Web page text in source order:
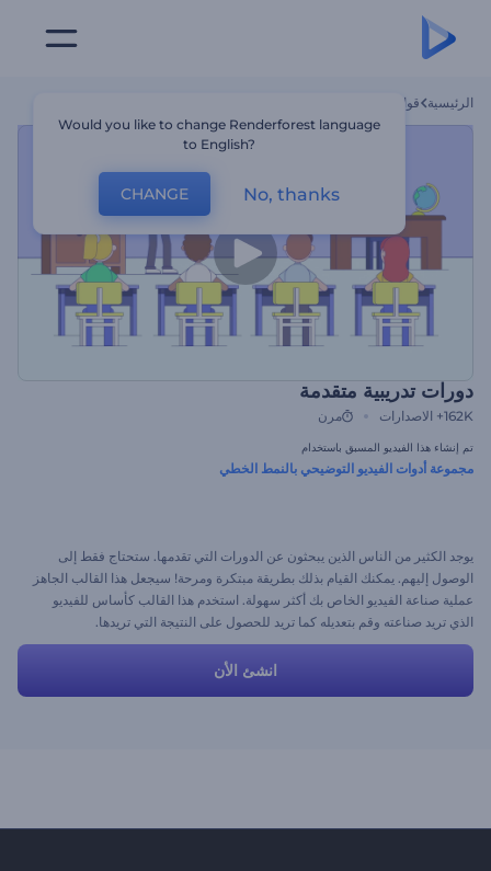
الرئيسية قوالب
دورات تدريبية متقدمة
162K+ الاصدارات مرن
تم إنشاء هذا الفيديو المسبق باستخدام
مجموعة أدوات الفيديو التوضيحي بالنمط الخطي
يوجد الكثير من الناس الذين يبحثون عن الدورات التي تقدمها. ستحتاج فقط إلى
الوصول إليهم. يمكنك القيام بذلك بطريقة مبتكرة ومرحة! سيجعل هذا القالب الجاهز
عملية صناعة الفيديو الخاص بك أكثر سهولة. استخدم هذا القالب كأساس للفيديو
الذي تريد صناعته وقم بتعديله كما تريد للحصول على النتيجة التي تريدها.
انشئ الأن
Would you like to change Renderforest language
to English?
CHANGE No, thanks